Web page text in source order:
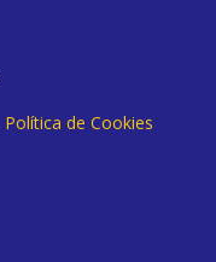
Política de Cookies